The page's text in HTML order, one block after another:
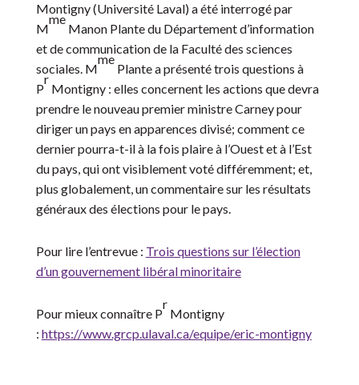
Montigny (Université Laval) a été interrogé par
M
me
Manon Plante du Département d’information
et de communication de la Faculté des sciences
sociales. M
me
Plante a présenté trois questions à
P
r
Montigny : elles concernent les actions que devra
prendre le nouveau premier ministre Carney pour
diriger un pays en apparences divisé; comment ce
dernier pourra-t-il à la fois plaire à l’Ouest et à l’Est
du pays, qui ont visiblement voté différemment; et,
plus globalement, un commentaire sur les résultats
généraux des élections pour le pays.
Pour lire l’entrevue : Trois questions sur l’élection
d’un gouvernement libéral minoritaire
Pour mieux connaître P
r
Montigny
: https://www.grcp.ulaval.ca/equipe/eric-montigny